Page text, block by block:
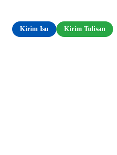
Kirim Isu
Kirim Tulisan